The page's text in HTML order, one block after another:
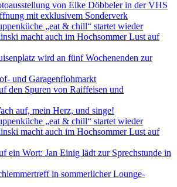
von Elke Döbbeler in der VHS
mit exklusivem Sonderverk
„eat & chill“ startet wieder
macht auch im Hochsommer Lust auf
wird an fünf Wochenenden zur
und Garagenflohmarkt
den Spuren von Raiffeisen und
auf, mein Herz, und singe!
„eat & chill“ startet wieder
macht auch im Hochsommer Lust auf
ein Wort: Jan Einig lädt zur Sprechstunde in
in sommerlicher Lounge-